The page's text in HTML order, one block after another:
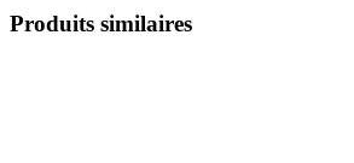
Produits similaires